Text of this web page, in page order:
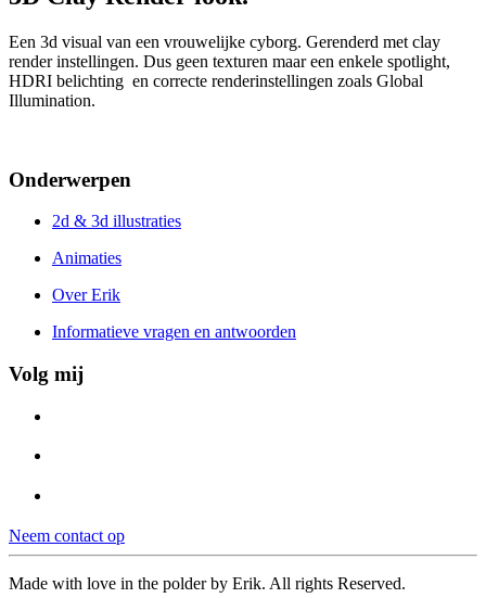
Een 3d visual van een vrouwelijke cyborg. Gerenderd met clay
render instellingen. Dus geen texturen maar een enkele spotlight,
HDRI belichting en correcte renderinstellingen zoals Global
Illumination.
Onderwerpen
2d & 3d illustraties
Animaties
Over Erik
Informatieve vragen en antwoorden
Volg mij
Neem contact op
Made with love in the polder by Erik. All rights Reserved.